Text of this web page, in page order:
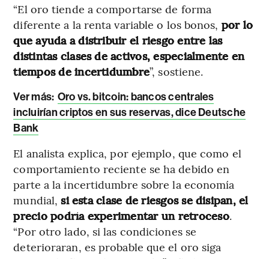
“El oro tiende a comportarse de forma
diferente a la renta variable o los bonos, por lo
que ayuda a distribuir el riesgo entre las
distintas clases de activos, especialmente en
tiempos de incertidumbre”, sostiene.
Ver más: Oro vs. bitcoin: bancos centrales
incluirían criptos en sus reservas, dice Deutsche
Bank
El analista explica, por ejemplo, que como el
comportamiento reciente se ha debido en
parte a la incertidumbre sobre la economía
mundial,si esta clase de riesgos se disipan, el
precio podría experimentar un retroceso.
“Por otro lado, si las condiciones se
deterioraran, es probable que el oro siga